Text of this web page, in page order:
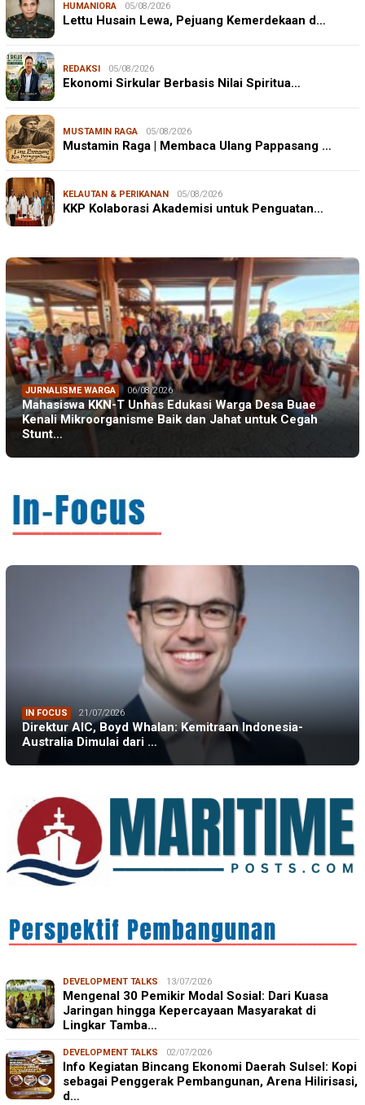
HUMANIORA 05/08/2026
Lettu Husain Lewa, Pejuang Kemerdekaan d…
REDAKSI 05/08/2026
Ekonomi Sirkular Berbasis Nilai Spiritua…
MUSTAMIN RAGA 05/08/2026
Mustamin Raga | Membaca Ulang Pappasang …
KELAUTAN & PERIKANAN 05/08/2026
KKP Kolaborasi Akademisi untuk Penguatan…
JURNALISME WARGA 06/08/2026
Mahasiswa KKN-T Unhas Edukasi Warga Desa Buae
Kenali Mikroorganisme Baik dan Jahat untuk Cegah
Stunt…
IN FOCUS 21/07/2026
Direktur AIC, Boyd Whalan: Kemitraan Indonesia-
Australia Dimulai dari …
DEVELOPMENT TALKS 13/07/2026
Mengenal 30 Pemikir Modal Sosial: Dari Kuasa
Jaringan hingga Kepercayaan Masyarakat di
Lingkar Tamba…
DEVELOPMENT TALKS 02/07/2026
Info Kegiatan Bincang Ekonomi Daerah Sulsel: Kopi
sebagai Penggerak Pembangunan, Arena Hilirisasi,
d…